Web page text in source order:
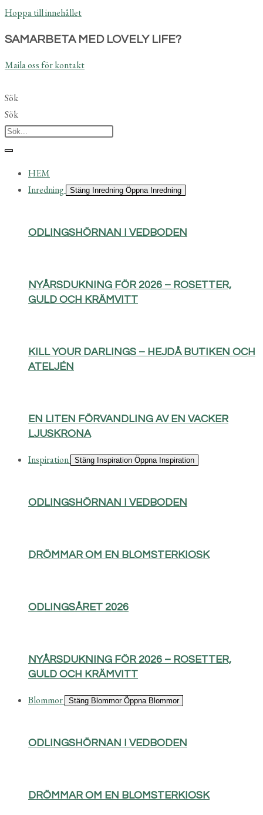
Hoppa till innehållet
SAMARBETA MED LOVELY LIFE?
Maila oss för kontakt
Sök
Sök
HEM
Inredning
Stäng Inredning Öppna Inredning
ODLINGSHÖRNAN I VEDBODEN
NYÅRSDUKNING FÖR 2026 – ROSETTER,
GULD OCH KRÄMVITT
KILL YOUR DARLINGS – HEJDÅ BUTIKEN OCH
ATELJÉN
EN LITEN FÖRVANDLING AV EN VACKER
LJUSKRONA
Inspiration Stäng Inspiration Öppna Inspiration
ODLINGSHÖRNAN I VEDBODEN
DRÖMMAR OM EN BLOMSTERKIOSK
ODLINGSÅRET 2026
NYÅRSDUKNING FÖR 2026 – ROSETTER,
GULD OCH KRÄMVITT
Blommor Stäng Blommor Öppna Blommor
ODLINGSHÖRNAN I VEDBODEN
DRÖMMAR OM EN BLOMSTERKIOSK